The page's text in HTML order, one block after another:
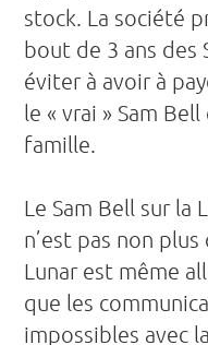
stock. La société
bout de 3 ans des
éviter à avoir à
le « vrai » Sam
famille.
Le Sam Bell sur la
n’est pas non plus
Lunar est même
que les
impossibles avec